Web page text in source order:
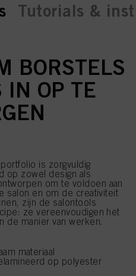
Tutorials &
BORSTELS
IN OP TE
is zorgvuldig
op zowel design als
om te voldoen aan
salon en om de creativiteit
zijn de salontools
ze vereenvoudigen het
de manier van werken.
materiaal
op polyester